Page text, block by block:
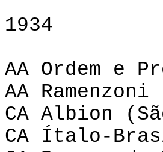
1934
AA Ordem e
AA
CA Albion
CA Ítalo-